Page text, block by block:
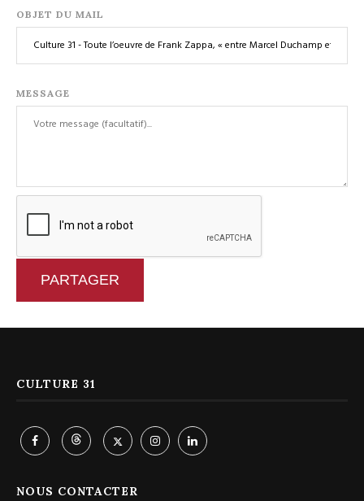
OBJET DU MAIL
MESSAGE
PARTAGER
CULTURE 31
NOUS CONTACTER